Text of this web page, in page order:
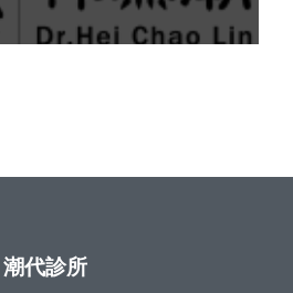
潮代診所